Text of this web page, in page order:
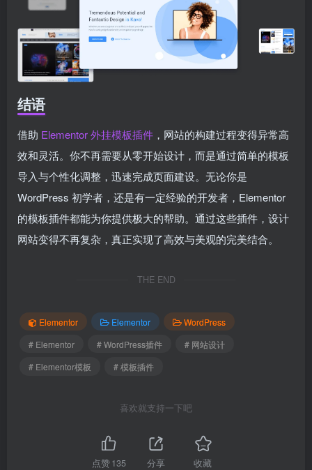
结语
借助 Elementor 外挂模板插件 ，网站的构建过程变得异常高
效和灵活。你不再需要从零开始设计，而是通过简单的模板
导入与个性化调整，迅速完成页面建设。无论你是
WordPress 初学者，还是有一定经验的开发者，Elementor
的模板插件都能为你提供极大的帮助。通过这些插件，设计
网站变得不再复杂，真正实现了高效与美观的完美结合。
THE END
Elementor Elementor
WordPress
# Elementor
# WordPress插件
# 网站设计
# Elementor模板
# 模板插件
喜欢就支持一下吧
点赞135 分享 收藏